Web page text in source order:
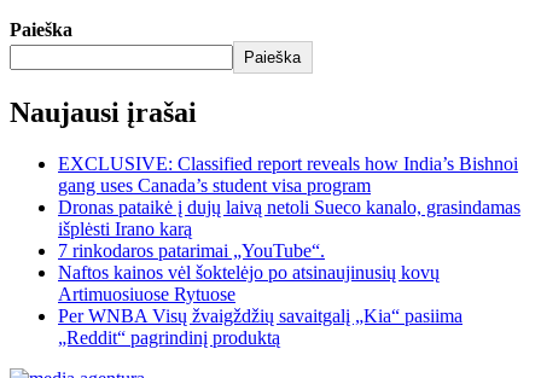
Paieška
Paieška
Naujausi įrašai
EXCLUSIVE: Classified report reveals how India’s Bishnoi
gang uses Canada’s student visa program
Dronas pataikė į dujų laivą netoli Sueco kanalo, grasindamas
išplėsti Irano karą
7 rinkodaros patarimai „YouTube“.
Naftos kainos vėl šoktelėjo po atsinaujinusių kovų
Artimuosiuose Rytuose
Per WNBA Visų žvaigždžių savaitgalį „Kia“ pasiima
„Reddit“ pagrindinį produktą